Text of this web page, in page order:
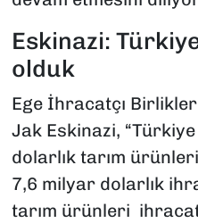
Eskinazi:
olduk
Ege İhracatçı
Jak Eskinazi,
dolarlık tarım
7,6 milyar dolarlık
tarım ürünleri